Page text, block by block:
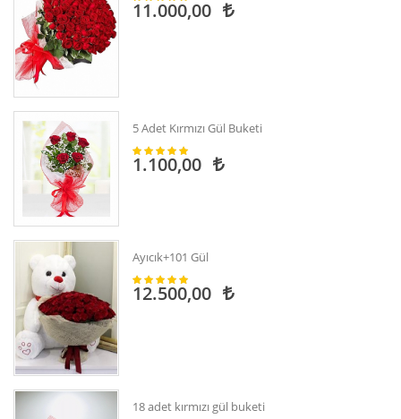
11.000,00
5 Adet Kırmızı Gül Buketi
1.100,00
Ayıcık+101 Gül
12.500,00
18 adet kırmızı gül buketi